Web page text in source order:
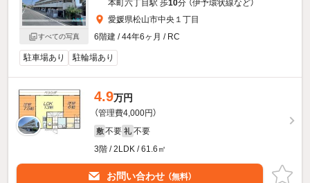
すべての写真
本町六丁目駅 歩10分 （伊予環状線など）
愛媛県松山市中央１丁目
6階建 / 44年6ヶ月 / RC
駐車場あり 駐輪場あり
4.9万円
（管理費4,000円）
敷 不要 礼 不要
3階 / 2LDK / 61.6㎡
お問い合わせ （無料）